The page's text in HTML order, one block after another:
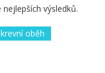
výsledků.
krevní oběh